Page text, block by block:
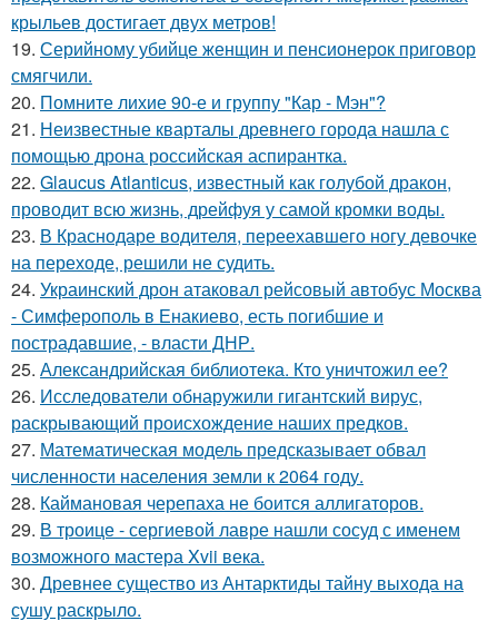
крыльев достигает двух метров!
19. Серийному убийце женщин и пенсионерок приговор
смягчили.
20. Помните лихие 90-е и группу "Кар - Мэн"?
21. Неизвестные кварталы древнего города нашла с
помощью дрона российская аспирантка.
22. Glaucus Atlanticus, известный как голубой дракон,
проводит всю жизнь, дрейфуя у самой кромки воды.
23. В Краснодаре водителя, переехавшего ногу девочке
на переходе, решили не судить.
24. Украинский дрон атаковал рейсовый автобус Москва
- Симферополь в Енакиево, есть погибшие и
пострадавшие, - власти ДНР.
25. Александрийская библиотека. Кто уничтожил ее?
26. Исследователи обнаружили гигантский вирус,
раскрывающий происхождение наших предков.
27. Математическая модель предсказывает обвал
численности населения земли к 2064 году.
28. Каймановая черепаха не боится аллигаторов.
29. В троице - сергиевой лавре нашли сосуд с именем
возможного мастера Xvii века.
30. Древнее существо из Антарктиды тайну выхода на
сушу раскрыло.